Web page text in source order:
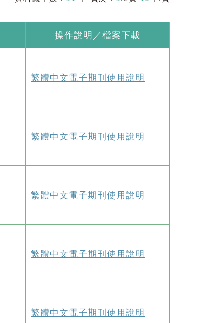
操作說明／檔案下載
繁體中文電子期刊使用說明
繁體中文電子期刊使用說明
繁體中文電子期刊使用說明
繁體中文電子期刊使用說明
繁體中文電子期刊使用說明